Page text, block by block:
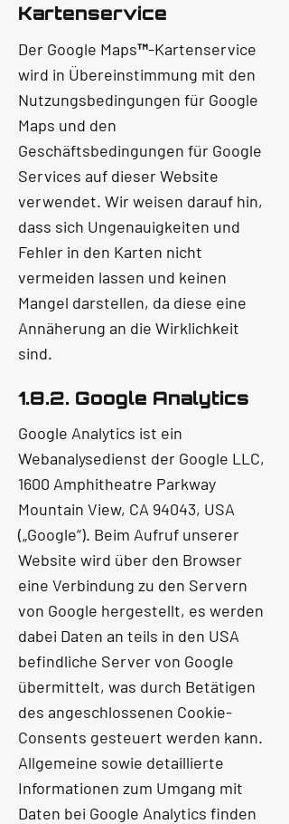
Der Google Maps™-Kartenservice
wird in Übereinstimmung mit den
Nutzungsbedingungen für Google
Maps und den
Geschäftsbedingungen für Google
Services auf dieser Website
verwendet. Wir weisen darauf hin,
dass sich Ungenauigkeiten und
Fehler in den Karten nicht
vermeiden lassen und keinen
Mangel darstellen, da diese eine
Annäherung an die Wirklichkeit
sind.
Kartenservice
1.8.2. Google Analytics
Google Analytics ist ein
Webanalysedienst der Google LLC,
1600 Amphitheatre Parkway
Mountain View, CA 94043, USA
(„Google“). Beim Aufruf unserer
Website wird über den Browser
eine Verbindung zu den Servern
von Google hergestellt, es werden
dabei Daten an teils in den USA
befindliche Server von Google
übermittelt, was durch Betätigen
des angeschlossenen Cookie-
Consents gesteuert werden kann.
Allgemeine sowie detaillierte
Informationen zum Umgang mit
Daten bei Google Analytics finden